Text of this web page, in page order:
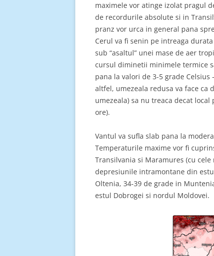
maximele vor atinge izolat pragul
de recordurile absolute si in
pranz vor urca in general pana
Cerul va fi senin pe intreaga
sub “asaltul” unei mase de aer
cursul diminetii minimele termice
pana la valori de 3-5 grade
altfel, umezeala redusa va face ca
umezeala) sa nu treaca decat
ore).
Vantul va sufla slab pana la
Temperaturile maxime vor fi
Transilvania si Maramures (cu
depresiunile intramontane din
Oltenia, 34-39 de grade in
estul Dobrogei si nordul Moldovei.